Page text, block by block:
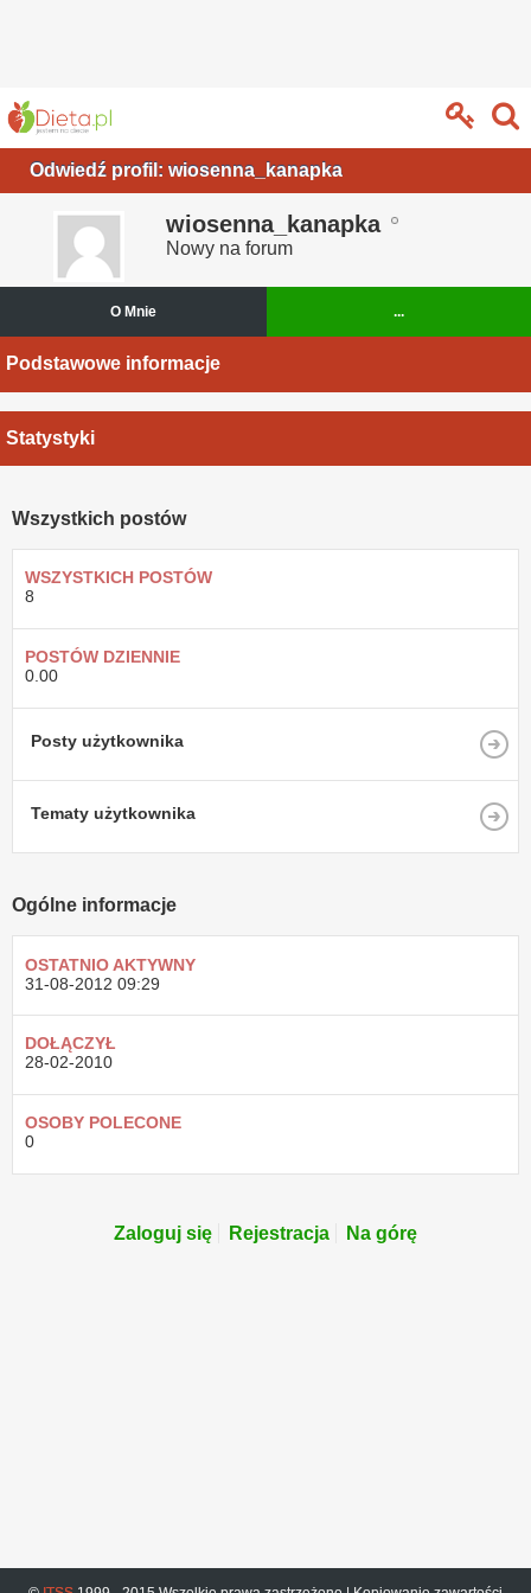
Odwiedź profil: wiosenna_kanapka
wiosenna_kanapka
Nowy na forum
O Mnie ...
Podstawowe informacje
Statystyki
Wszystkich postów
WSZYSTKICH POSTÓW
8
POSTÓW DZIENNIE
0.00
Posty użytkownika
Tematy użytkownika
Ogólne informacje
OSTATNIO AKTYWNY
31-08-2012 09:29
DOŁĄCZYŁ
28-02-2010
OSOBY POLECONE
0
Zaloguj się Rejestracja Na górę